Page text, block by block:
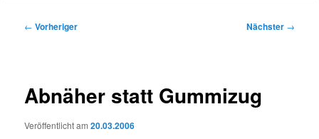
Beitragsnavigation
← Vorheriger Nächster →
Abnäher statt Gummizug
Veröffentlicht am20.03.2006